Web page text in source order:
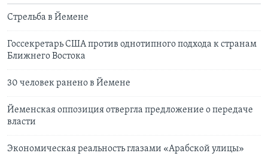
Стрельба в Йемене
Госсекретарь США против однотипного подхода к странам
Ближнего Востока
30 человек ранено в Йемене
Йеменская оппозиция отвергла предложение о передаче
власти
Экономическая реальность глазами «Арабской улицы»